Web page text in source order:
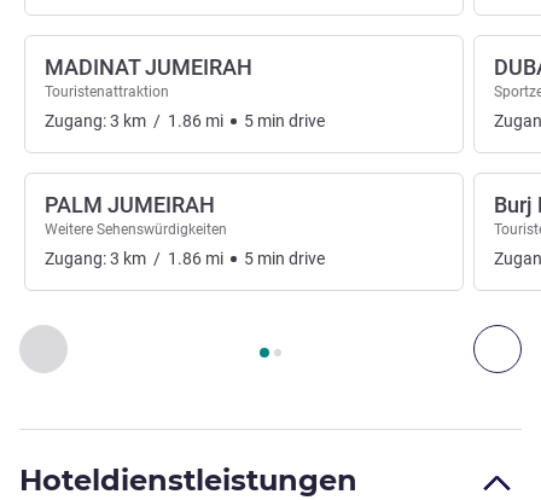
Zurück - Kunst, Kultur und Unterhaltung
Seite1 , Kunst, Kultur und Unterhaltung 1 :, Kunst,
MADINAT JUMEIRAH
Touristenattraktion
Zugang:3 km / 1.86 mi 5 min drive
PALM JUMEIRAH
Weitere Sehenswürdigkeiten
Zugang:3 km / 1.86 mi 5 min drive
Burj
Hoteldienstleistungen